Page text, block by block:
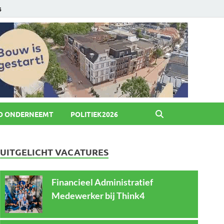
ONDERNEEMT POLITIEK2026
UITGELICHT VACATURES
Financieel Administratief
Medewerker bij Think4